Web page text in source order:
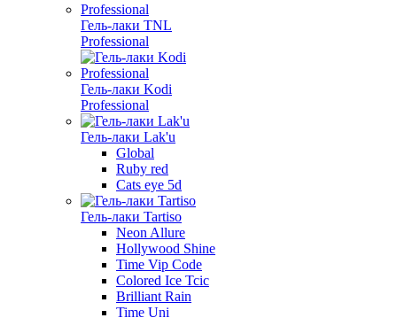
Гель-лаки TNL
Professional
Гель-лаки Kodi
Professional
Гель-лаки Lak'u
Global
Ruby red
Cats eye 5d
Гель-лаки Tartiso
Neon Allure
Hollywood Shine
Time Vip Code
Colored Ice Tcic
Brilliant Rain
Time Uni